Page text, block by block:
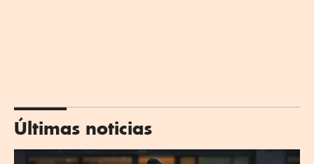
Últimas noticias